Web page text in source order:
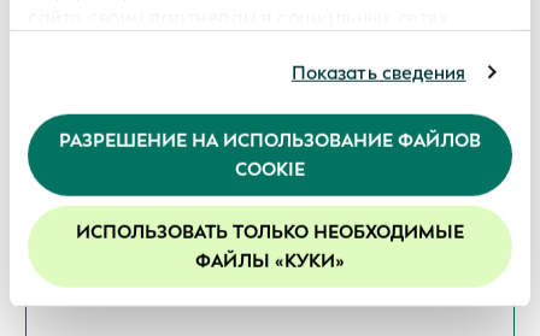
аналитическим организациям, которые могут
предоставленной вами или полученной ими в
результате использования вами их услуг.
Продолжая использование нашего веб-сайта, вы
соглашаетесь с нашей политикой в отношении
файлов cookie. Более подробная информация
приведена в документе с описанием нашей
Политики конфиденциальности.
Показать сведения
РАЗРЕШЕНИЕ НА ИСПОЛЬЗОВАНИЕ ФАЙЛОВ
COOKIE
ИСПОЛЬЗОВАТЬ ТОЛЬКО НЕОБХОДИМЫЕ
ФАЙЛЫ «КУКИ»
GLEIF и Global Energy Monitor объединили
усилия для повышения прозрачности в
сфере владения энергетическими
активами
Дата: 2026-06-09